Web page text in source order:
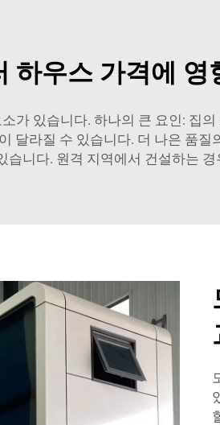
하우스 가격에 영
가 있습니다. 하나의 큰 요인: 집
달라질 수 있습니다. 더 나은 품
습니다. 원격 지역에서 건설하는